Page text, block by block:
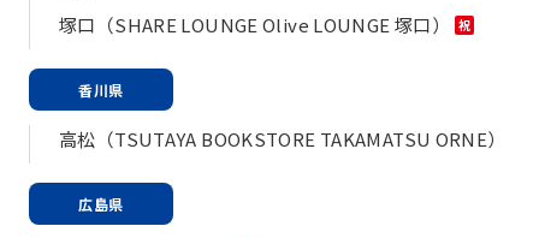
塚口（SHARE LOUNGE Olive LOUNGE 塚口）
祝
香川県
高松（TSUTAYA BOOKSTORE TAKAMATSU ORNE）
広島県